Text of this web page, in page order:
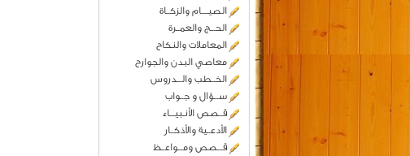
الصيــــام والزكــاة
الحـــج والعمــرة
المعاملات والنكاح
معاصي البدن والجوارح
الخــطب والـــدروس
ســـؤال و جــواب
قــصص الأنـبيـــاء
الأدعــية والأذكــار
قـــصص ومـــواعــظ